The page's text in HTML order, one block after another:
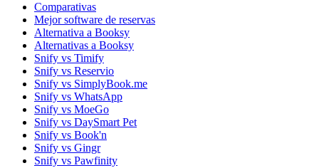
Comparativas
Mejor software de reservas
Alternativa a Booksy
Alternativas a Booksy
Snify vs Timify
Snify vs Reservio
Snify vs SimplyBook.me
Snify vs WhatsApp
Snify vs MoeGo
Snify vs DaySmart Pet
Snify vs Book'n
Snify vs Gingr
Snify vs Pawfinity